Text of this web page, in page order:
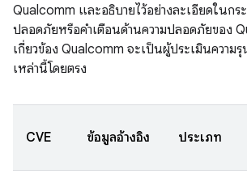
Qualcomm และอธิบายไว้อย่างละเอียดในกระ
ปลอดภัยหรือคำเตือนด้านความปลอดภัยของ
เกี่ยวข้อง Qualcomm จะเป็นผู้ประเมินความ
เหล่านี้โดยตรง
CVE ข้อมูลอ้างอิง ประเภท